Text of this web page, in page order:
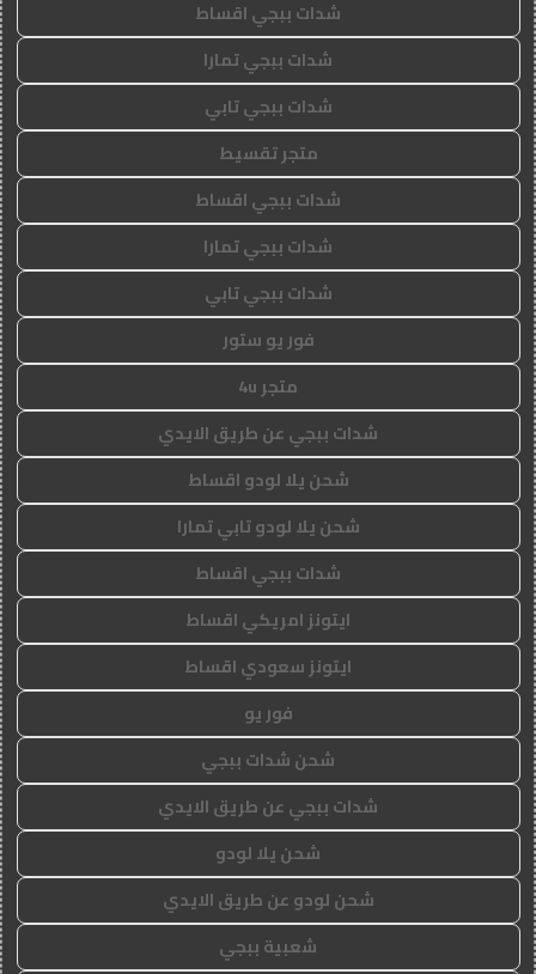
شدات ببجي اقساط
شدات ببجي تمارا
شدات ببجي تابي
متجر تقسيط
شدات ببجي اقساط
شدات ببجي تمارا
شدات ببجي تابي
فور يو ستور
متجر 4u
شدات ببجي عن طريق الايدي
شحن يلا لودو اقساط
شحن يلا لودو تابي تمارا
شدات ببجي اقساط
ايتونز امريكي اقساط
ايتونز سعودي اقساط
فور يو
شحن شدات ببجي
شدات ببجي عن طريق الايدي
شحن يلا لودو
شحن لودو عن طريق الايدي
شعبية ببجي